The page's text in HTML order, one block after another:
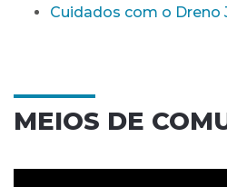
Cuidados com o Dreno
MEIOS DE